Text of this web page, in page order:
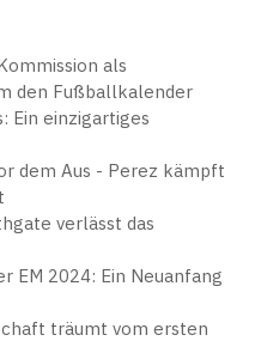
als
den Fußballkalender
Ein einzigartiges
dem Aus - Perez kämpft
verlässt das
EM 2024: Ein Neuanfang
träumt vom ersten